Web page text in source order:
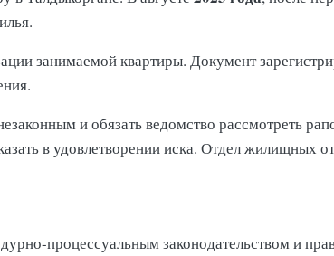
занимаемой квартиры. Документ
и обязать ведомство рассмотреть
в удовлетворении иска. Отдел жилищных
процессуальным законодательством и